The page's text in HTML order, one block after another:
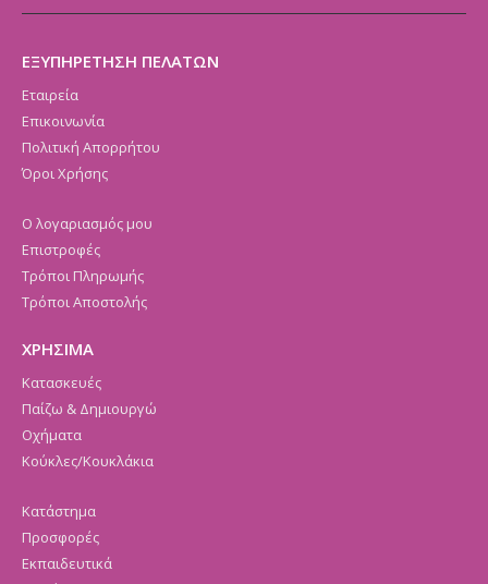
ΕΞΥΠΗΡΕΤΗΣΗ ΠΕΛΑΤΩΝ
Εταιρεία
Επικοινωνία
Πολιτική Απορρήτου
Όροι Χρήσης
Ο λογαριασμός μου
Επιστροφές
Τρόποι Πληρωμής
Τρόποι Αποστολής
ΧΡΗΣΙΜΑ
Κατασκευές
Παίζω & Δημιουργώ
Οχήματα
Κούκλες/Κουκλάκια
Κατάστημα
Προσφορές
Εκπαιδευτικά